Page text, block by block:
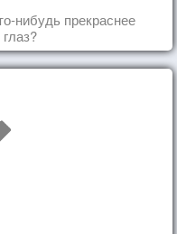
нибудь прекраснее